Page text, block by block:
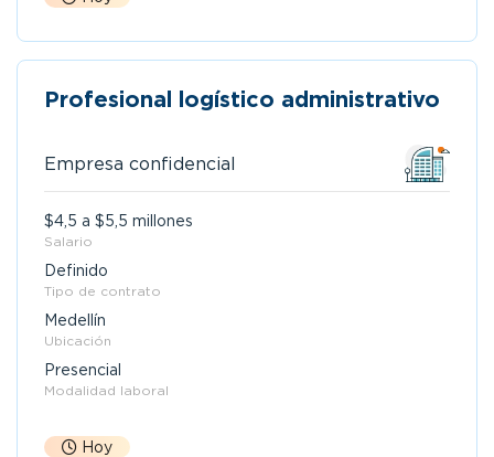
Profesional logístico administrativo
Empresa confidencial
$4,5 a $5,5 millones
Salario
Definido
Tipo de contrato
Medellín
Ubicación
Presencial
Modalidad laboral
Hoy